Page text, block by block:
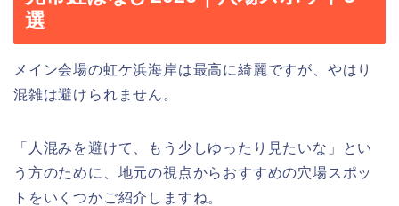
選
メイン会場の虹ケ浜海岸は最高に綺麗ですが、やはり
混雑は避けられません。
「人混みを避けて、もう少しゆったり見たいな」とい
う方のために、地元の視点からおすすめの穴場スポッ
トをいくつかご紹介しますね。